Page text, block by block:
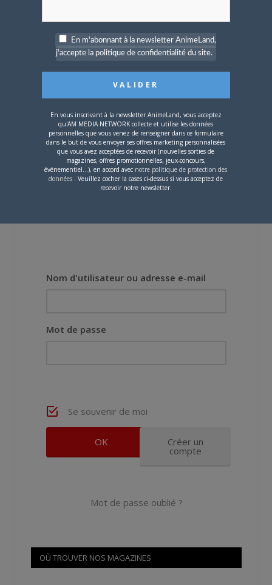
6 OCTOBRE 2011 19 H 57 MIN
cest super cool mais cest dimanche et lundi
jai cours!dommage!!!
CONNECTEZ-VOUS POUR RÉPONDRE
Génial!!!enfin!!!
CONNECTEZ-VOUS POUR RÉPONDRE
Vous devezvous connecterpour laisser un
Nom d'utilisateur ou adresse e-mail
Mot de passe
Se souvenir de moi
Créer un
compte
Mot de passe oublié ?
OÙ TROUVER NOS MAGAZINES
En m'abonnant à la newsletter AnimeLand,
j'accepte la politique de confidentialité du site.
En vous inscrivant à la newsletter AnimeLand, vous acceptez
qu'AM MEDIA NETWORK collecte et utilise les données
personnelles que vous venez de renseigner dans ce formulaire
dans le but de vous envoyer ses offres marketing personnalisées
que vous avez acceptées de recevoir (nouvelles sorties de
magazines, offres promotionnelles, jeux-concours,
événementiel...), en accord avec notre politique de protection des
données . Veuillez cocher la cases ci-dessus si vous acceptez de
recevoir notre newsletter.